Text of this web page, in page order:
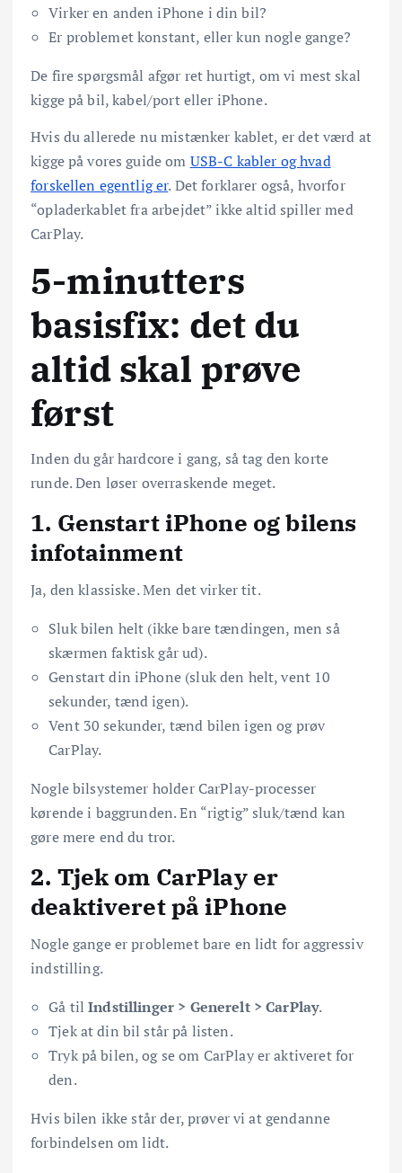
Virker en anden iPhone i din bil?
Er problemet konstant, eller kun nogle gange?
De fire spørgsmål afgør ret hurtigt, om vi mest skal
kigge på bil, kabel/port eller iPhone.
Hvis du allerede nu mistænker kablet, er det værd at
kigge på vores guide om USB-C kabler og hvad
forskellen egentlig er. Det forklarer også, hvorfor
“opladerkablet fra arbejdet” ikke altid spiller med
CarPlay.
5-minutters
basisfix: det du
altid skal prøve
først
Inden du går hardcore i gang, så tag den korte
runde. Den løser overraskende meget.
1. Genstart iPhone og bilens
infotainment
Ja, den klassiske. Men det virker tit.
Sluk bilen helt (ikke bare tændingen, men så
skærmen faktisk går ud).
Genstart din iPhone (sluk den helt, vent 10
sekunder, tænd igen).
Vent 30 sekunder, tænd bilen igen og prøv
CarPlay.
Nogle bilsystemer holder CarPlay-processer
kørende i baggrunden. En “rigtig” sluk/tænd kan
gøre mere end du tror.
2. Tjek om CarPlay er
deaktiveret på iPhone
Nogle gange er problemet bare en lidt for aggressiv
indstilling.
Gå tilIndstillinger > Generelt > CarPlay.
Tjek at din bil står på listen.
Tryk på bilen, og se om CarPlay er aktiveret for
den.
Hvis bilen ikke står der, prøver vi at gendanne
forbindelsen om lidt.